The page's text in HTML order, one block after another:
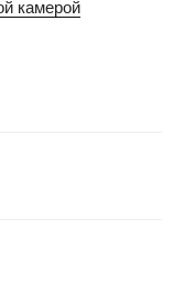
камерой